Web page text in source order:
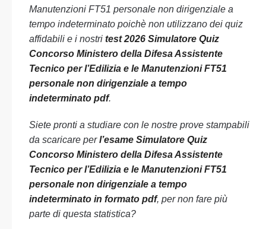
Manutenzioni FT51 personale non dirigenziale a
tempo indeterminato poichè non utilizzano dei quiz
affidabili e i nostri test 2026 Simulatore Quiz
Concorso Ministero della Difesa Assistente
Tecnico per l’Edilizia e le Manutenzioni FT51
personale non dirigenziale a tempo
indeterminato pdf.
Siete pronti a studiare con le nostre prove stampabili
da scaricare perl’esame Simulatore Quiz
Concorso Ministero della Difesa Assistente
Tecnico per l’Edilizia e le Manutenzioni FT51
personale non dirigenziale a tempo
indeterminato in formato pdf, per non fare più
parte di questa statistica?